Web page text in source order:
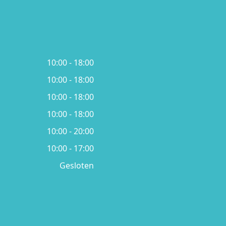
10:00 - 18:00
10:00 - 18:00
10:00 - 18:00
10:00 - 18:00
10:00 - 20:00
10:00 - 17:00
Gesloten